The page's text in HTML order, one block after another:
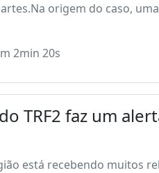
origem do caso,
2min 20s
TRF2 faz um
está recebendo muitos